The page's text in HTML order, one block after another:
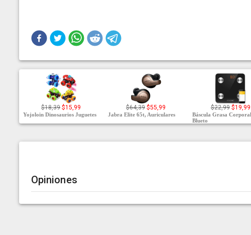
$18,39 $15,99
Yojoloin Dinosaurios Juguetes
$64,39 $55,99
Jabra Elite 65t, Auriculares
$22,99 $19,99
Báscula Grasa Corporal
Blueto
Opiniones